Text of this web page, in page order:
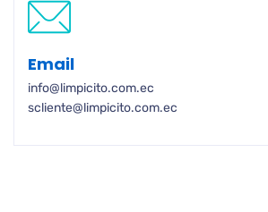
Email
info@limpicito.com.ec
scliente@limpicito.com.ec